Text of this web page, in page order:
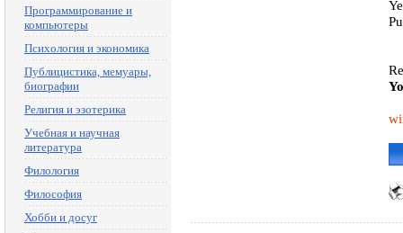
Программирование и
компьютеры
Психология и экономика
Публицистика, мемуары,
биографии
Религия и эзотерика
Учебная и научная
литература
Филология
Философия
Хобби и досуг